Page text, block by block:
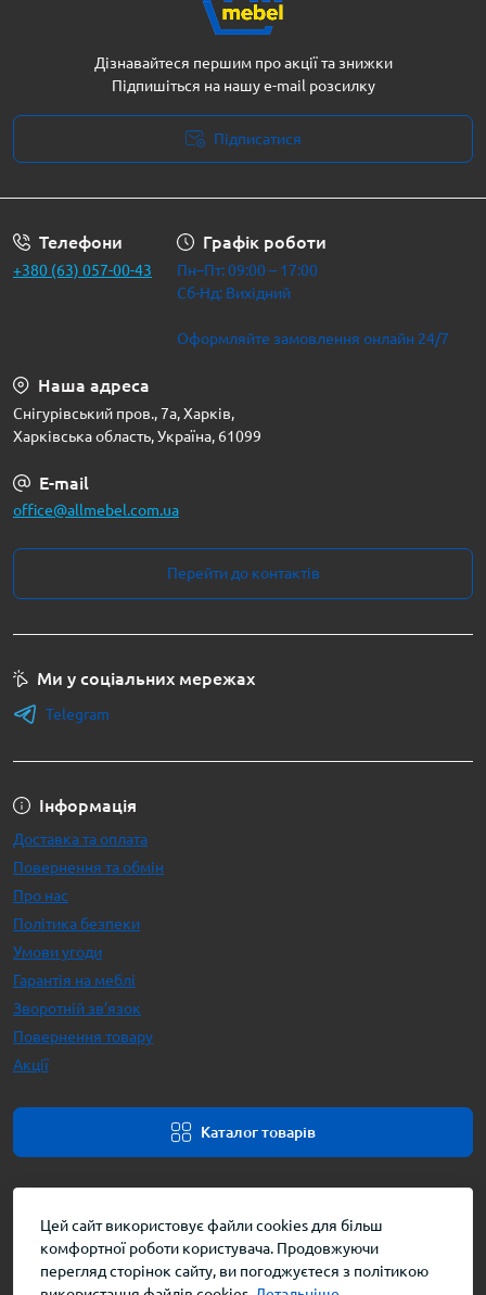
Дізнавайтеся першим про акції та знижки
Підпишіться на нашу e-mail розсилку
Підписатися
Телефони
+380 (63) 057-00-43
Графік роботи
Пн–Пт: 09:00 – 17:00
Сб-Нд: Вихідний
Оформляйте замовлення онлайн 24/7
Наша адреса
Снігурівський пров., 7а, Харків,
Харківська область, Україна, 61099
E-mail
office@allmebel.com.ua
Перейти до контактів
Інформація
Доставка та оплата
Повернення та обмін
Про нас
Політика безпеки
Умови угоди
Гарантія на меблі
Зворотній зв’язок
Повернення товару
Акції
Каталог товарів
Ми у соціальних мережах
Telegram
Цей сайт використовує файли cookies для більш
комфортної роботи користувача. Продовжуючи
перегляд сторінок сайту, ви погоджуєтеся з політикою